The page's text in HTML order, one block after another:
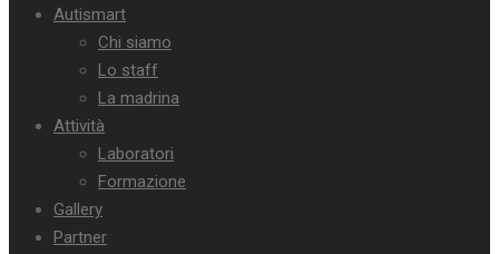
Autismart
Chi siamo
Lo staff
La madrina
Attività
Laboratori
Formazione
Gallery
Partner